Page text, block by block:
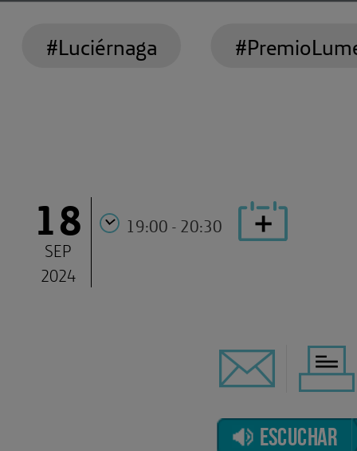
#Luciérnaga
18
SEP
2024
19:00 - 20:30
ESCUCHAR